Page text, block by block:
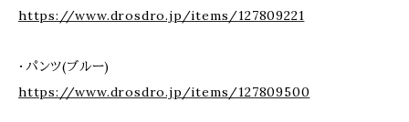
https://www.drosdro.jp/items/127809221
・パンツ(ブルー)
https://www.drosdro.jp/items/127809500